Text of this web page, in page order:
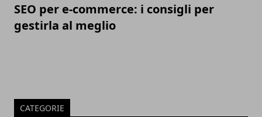
SEO per e-commerce: i consigli per
gestirla al meglio
CATEGORIE